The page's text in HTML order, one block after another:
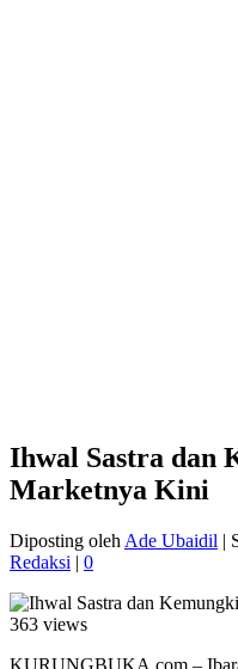
Ihwal Sastra dan
Marketnya Kini
Diposting oleh Ade Ubaidil |
Redaksi | 0
363 views
KURUNGBUKA.com –